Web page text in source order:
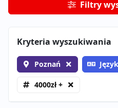
Filtry
Kryteria wyszukiwania
Poznań
4000zł +